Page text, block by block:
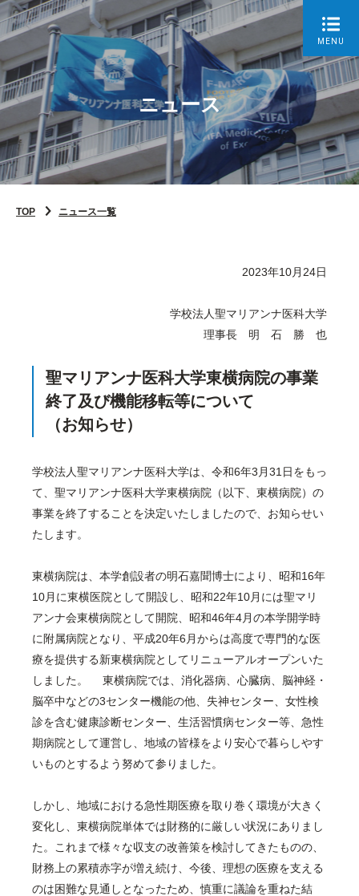
MENU
ニュース
TOP ニュース一覧
2023年10月24日
学校法人聖マリアンナ医科大学
理事長 明 石 勝 也
聖マリアンナ医科大学東横病院の事業
終了及び機能移転等について
（お知らせ）
学校法人聖マリアンナ医科大学は、令和6年3月31日をもっ
て、聖マリアンナ医科大学東横病院（以下、東横病院）の
事業を終了することを決定いたしましたので、お知らせい
たします。
東横病院は、本学創設者の明石嘉聞博士により、昭和16年
10月に東横医院として開設し、昭和22年10月には聖マリ
アンナ会東横病院として開院、昭和46年4月の本学開学時
に附属病院となり、平成20年6月からは高度で専門的な医
療を提供する新東横病院としてリニューアルオープンいた
しました。 東横病院では、消化器病、心臓病、脳神経・
脳卒中などの3センター機能の他、失神センター、女性検
診を含む健康診断センター、生活習慣病センター等、急性
期病院として運営し、地域の皆様をより安心で暮らしやす
いものとするよう努めて参りました。
しかし、地域における急性期医療を取り巻く環境が大きく
変化し、東横病院単体では財務的に厳しい状況にありまし
た。これまで様々な収支の改善策を検討してきたものの、
財務上の累積赤字が増え続け、今後、理想の医療を支える
のは困難な見通しとなったため、慎重に議論を重ねた結